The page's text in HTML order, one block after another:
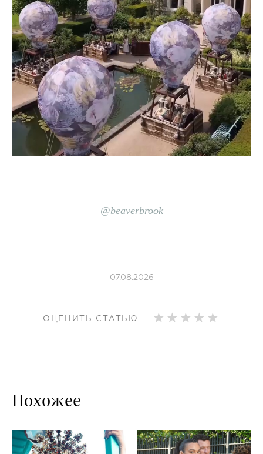
@beaverbrook
07.08.2026
ОЦЕНИТЬ СТАТЬЮ —
Похожее